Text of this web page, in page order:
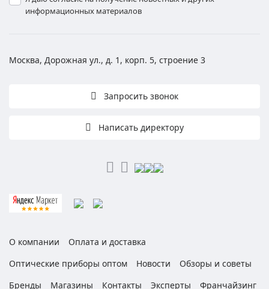
информационных материалов
Москва, Дорожная ул., д. 1, корп. 5, строение 3
Запросить звонок
Написать директору
О компании
Оплата и доставка
Оптические приборы оптом
Новости
Обзоры и советы
Бренды
Магазины Контакты Эксперты Франчайзинг